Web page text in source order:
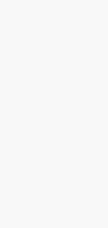
thổ hoặc nhận lễ giúp
mượn tuổi xem
mang tính
quyết định chuyên
2026 là
Hợi (21h-23h)